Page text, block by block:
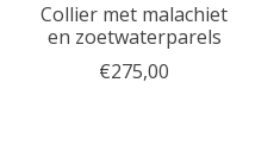
Collier met malachiet
en zoetwaterparels
€275,00